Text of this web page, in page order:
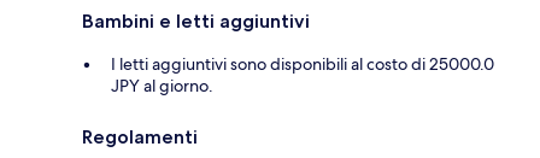
Bambini e letti aggiuntivi
I letti aggiuntivi sono disponibili al costo di 25000.0
JPY al giorno.
Regolamenti